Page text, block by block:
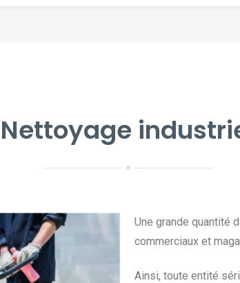
Nettoyage
Une grande quantité
commerciaux et
Ainsi, toute entité